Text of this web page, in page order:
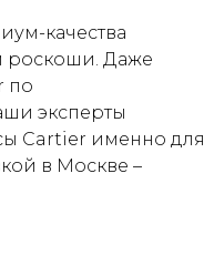
качества
роскоши. Даже
по
эксперты
Cartier именно для
в Москве –